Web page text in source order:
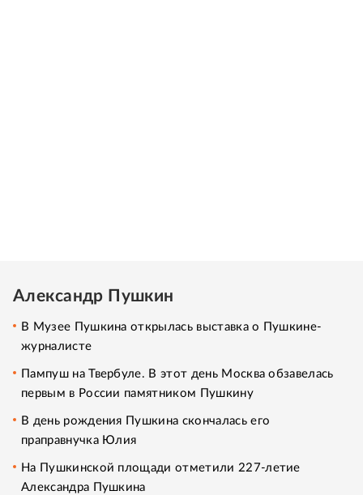
Александр Пушкин
В Музее Пушкина открылась выставка о Пушкине-
журналисте
Пампуш на Твербуле. В этот день Москва обзавелась
первым в России памятником Пушкину
В день рождения Пушкина скончалась его
праправнучка Юлия
На Пушкинской площади отметили 227-летие
Александра Пушкина